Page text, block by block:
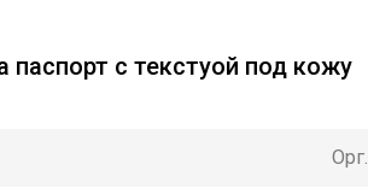
паспорт с текстуой под кожу
Орг.